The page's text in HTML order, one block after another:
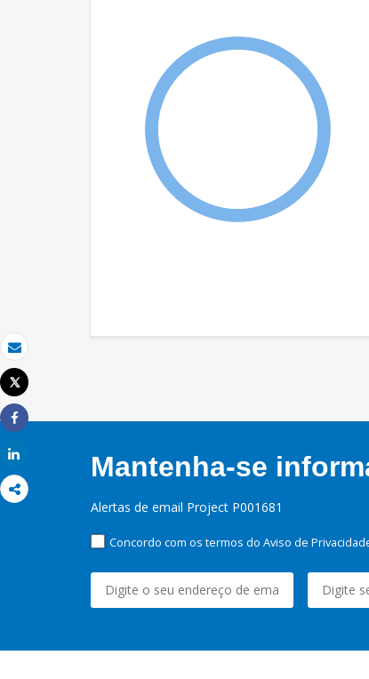
Email
Imprimir
Tweet
Share
Mantenha-se
Alertas de email Project P001681
Concordo com os termos do Aviso de